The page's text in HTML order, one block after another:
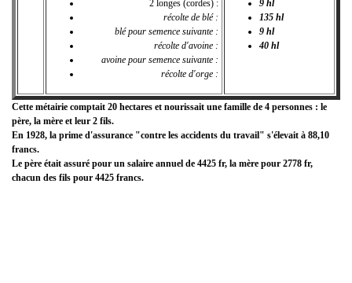
2 longes (cordes) :
récolte de blé :
blé pour semence suivante :
récolte d'avoine :
avoine pour semence suivante :
récolte d'orge :
9 hl
135 hl
9 hl
40 hl
Cette métairie comptait 20 hectares et nourissait une famille de 4 personnes : le
père, la mère et leur 2 fils.
En 1928, la prime d'assurance "contre les accidents du travail" s'élevait à 88,10
francs.
Le père était assuré pour un salaire annuel de 4425 fr, la mère pour 2778 fr,
chacun des fils pour 4425 francs.